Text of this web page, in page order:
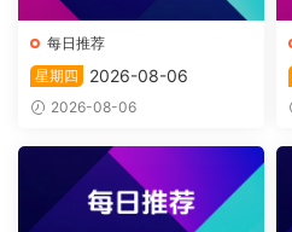
每日推荐
星期四
2026-08-06
2026-08-06